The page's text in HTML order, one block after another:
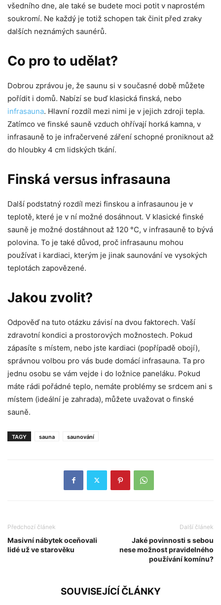
všedního dne, ale také se budete moci potit v naprostém
soukromí. Ne každý je totiž schopen tak činit před zraky
dalších neznámých saunérů.
Co pro to udělat?
Dobrou zprávou je, že saunu si v současné době můžete
pořídit i domů. Nabízí se buď klasická finská, nebo
infrasauna. Hlavní rozdíl mezi nimi je v jejich zdroji tepla.
Zatímco ve finské sauně vzduch ohřívají horká kamna, v
infrasauně to je infračervené záření schopné proniknout až
do hloubky 4 cm lidských tkání.
Finská versus infrasauna
Další podstatný rozdíl mezi finskou a infrasaunou je v
teplotě, které je v ní možné dosáhnout. V klasické finské
sauně je možné dostáhnout až 120 °C, v infrasauně to bývá
polovina. To je také důvod, proč infrasaunu mohou
používat i kardiaci, kterým je jinak saunování ve vysokých
teplotách zapovězené.
Jakou zvolit?
Odpověď na tuto otázku závisí na dvou faktorech. Vaší
zdravotní kondici a prostorových možnostech. Pokud
zápasíte s místem, nebo jste kardiaci (popřípadě obojí),
správnou volbou pro vás bude domácí infrasauna. Ta pro
jednu osobu se vám vejde i do ložnice paneláku. Pokud
máte rádi pořádné teplo, nemáte problémy se srdcem ani s
místem (ideální je zahrada), můžete uvažovat o finské
sauně.
TAGY sauna saunování
Předchozí článek
Masivní nábytek oceňovali
lidé už ve starověku
Další článek
Jaké povinnosti s sebou
nese možnost pravidelného
používání komínu?
SOUVISEJÍCÍ ČLÁNKY